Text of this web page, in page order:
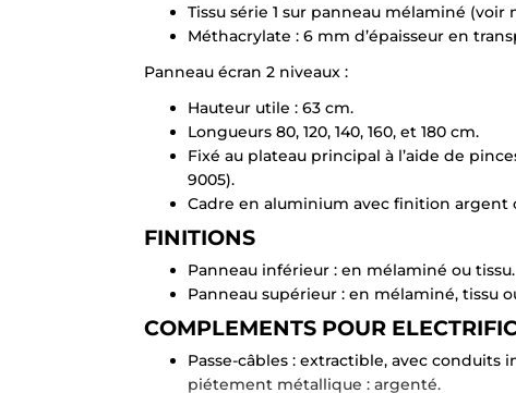
Tissu série 1 sur panneau mélaminé
Méthacrylate : 6 mm d’épaisseur en
Panneau écran 2 niveaux :
Hauteur utile : 63 cm.
Longueurs 80, 120, 140, 160, et 180 cm.
Fixé au plateau principal à l’aide de
9005).
Cadre en aluminium avec finition argent
FINITIONS
Panneau inférieur : en mélaminé ou tissu.
Panneau supérieur : en mélaminé, tissu
COMPLEMENTS POUR
Passe-câbles : extractible, avec
piétement métallique : argenté.